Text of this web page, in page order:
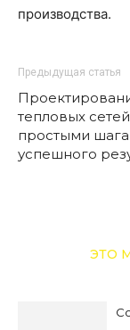
производства.
Предыдущая статья
тепловых сетей
простыми
успешного
ЭТО